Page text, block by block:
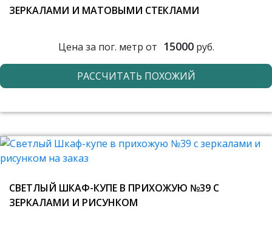
ЗЕРКАЛАМИ И МАТОВЫМИ СТЕКЛАМИ
Цена за пог. метр от 15000руб.
РАССЧИТАТЬ ПОХОЖИЙ
СВЕТЛЫЙ ШКАФ-КУПЕ В ПРИХОЖУЮ №39 С
ЗЕРКАЛАМИ И РИСУНКОМ